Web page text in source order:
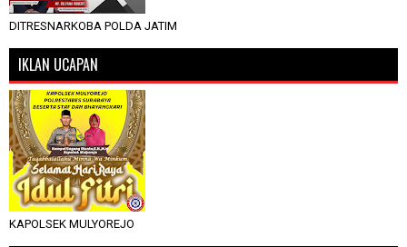
DITRESNARKOBA POLDA JATIM
IKLAN UCAPAN
KAPOLSEK MULYOREJO